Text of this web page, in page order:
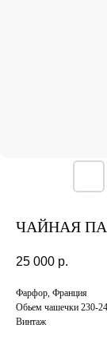
ЧАЙНАЯ
25 000 р.
Фарфор, Франция
Обьем чашечки 230-
Винтаж